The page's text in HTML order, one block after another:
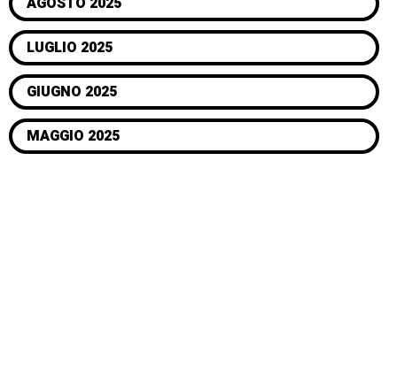
LUGLIO 2025
GIUGNO 2025
MAGGIO 2025